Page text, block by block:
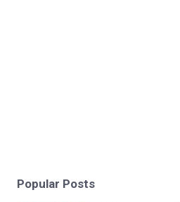
Popular Posts